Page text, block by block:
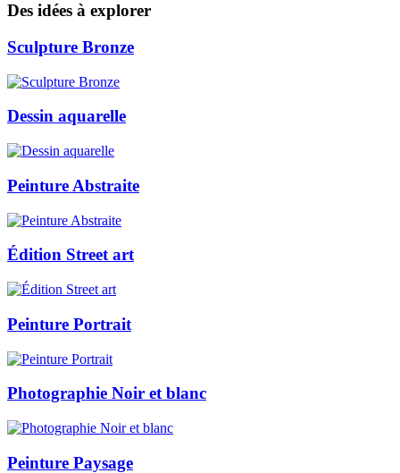
Des idées à explorer
Sculpture Bronze
Dessin aquarelle
Peinture Abstraite
Édition Street art
Peinture Portrait
Photographie Noir et blanc
Peinture Paysage